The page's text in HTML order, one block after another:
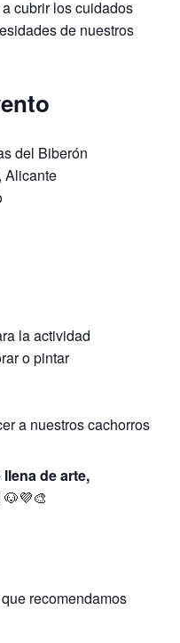
cubrir los cuidados
de nuestros
del Biberón
Alicante
la actividad
o pintar
a nuestros cachorros
llena de arte,
🐶💜🎨
recomendamos